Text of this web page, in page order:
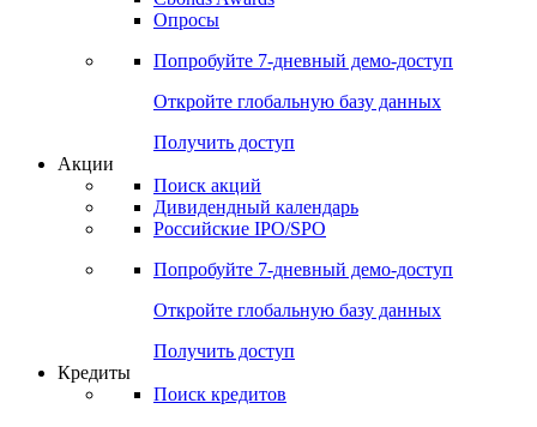
Опросы
Попробуйте 7-дневный демо-доступ
Откройте глобальную базу данных
Получить доступ
Акции
Поиск акций
Дивидендный календарь
Российские IPO/SPO
Попробуйте 7-дневный демо-доступ
Откройте глобальную базу данных
Получить доступ
Кредиты
Поиск кредитов